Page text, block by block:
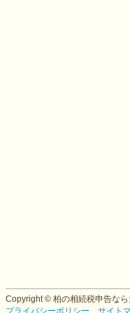
Copyright © 柏の相続税申告な